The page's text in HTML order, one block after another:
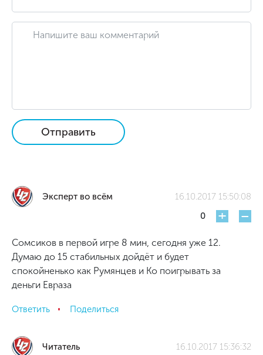
Отправить
Эксперт во всём
16.10.2017 15:50:08
0
+ -
Сомсиков в первой игре 8 мин, сегодня уже 12.
Думаю до 15 стабильных дойдёт и будет
спокойненько как Румянцев и Ко поигрывать за
деньги Евраза
Ответить Поделиться
Читатель
16.10.2017 15:36:32